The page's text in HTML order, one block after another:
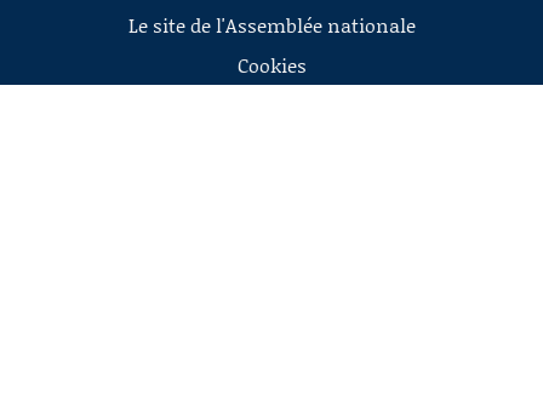
Le site de l'Assemblée nationale
Cookies